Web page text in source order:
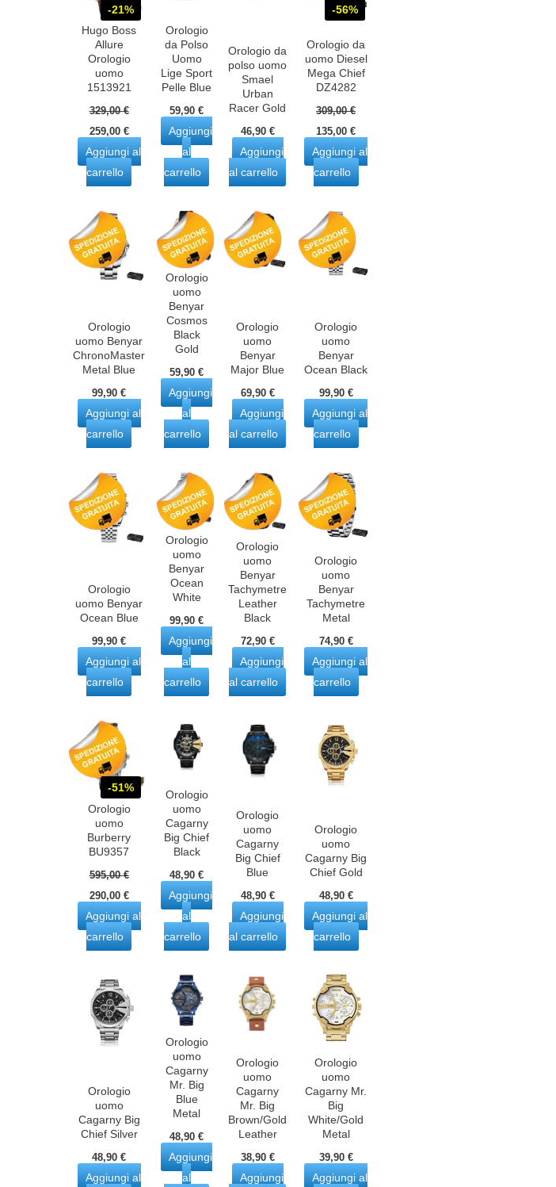
-21%
Hugo Boss
Allure
Orologio
uomo
1513921
329,00€
Il
prezzo
originale
329,00 €.
259,00 €Il
prezzo
attuale
è:
259,00 €.
Aggiungi al
carrello
Orologio
da Polso
Uomo
Lige Sport
Pelle Blue
59,90 €
Aggiungi
al
carrello
Orologio da
polso uomo
Smael
Urban
Racer Gold
46,90 €
Aggiungi
al carrello
-56%
Orologio da
uomo Diesel
Mega Chief
DZ4282
309,00€
Il
prezzo
originale
309,00 €.
135,00 €Il
prezzo
attuale
è:
Aggiungi al
carrello
Orologio
uomo Benyar
ChronoMaster
Metal Blue
99,90 €
Aggiungi al
carrello
Orologio
uomo
Benyar
Cosmos
Black
Gold
59,90 €
Aggiungi
al
carrello
Orologio
uomo
Benyar
Major Blue
69,90 €
Aggiungi
al carrello
Orologio
uomo
Benyar
Ocean Black
99,90 €
Aggiungi al
carrello
Orologio
uomo Benyar
Ocean Blue
99,90 €
Aggiungi al
carrello
Orologio
uomo
Benyar
Ocean
White
99,90 €
Aggiungi
al
carrello
Orologio
uomo
Benyar
Tachymetre
Leather
Black
72,90 €
Aggiungi
al carrello
Orologio
uomo
Benyar
Tachymetre
Metal
74,90 €
Aggiungi al
carrello
-51%
Orologio
uomo
Burberry
BU9357
595,00€
Il
prezzo
originale
595,00 €.
290,00 €Il
prezzo
attuale
è:
290,00 €.
Aggiungi al
carrello
Orologio
uomo
Cagarny
Big Chief
Black
48,90 €
Aggiungi
al
carrello
Orologio
uomo
Cagarny
Big Chief
Blue
48,90 €
Aggiungi
al carrello
Orologio
uomo
Cagarny Big
Chief Gold
48,90 €
Aggiungi al
carrello
Orologio
uomo
Cagarny Big
Chief Silver
48,90 €
Aggiungi al
Orologio
uomo
Cagarny
Mr. Big
Blue
Metal
48,90 €
Aggiungi
al
Orologio
uomo
Cagarny
Mr. Big
Brown/Gold
Leather
38,90 €
Aggiungi
Orologio
uomo
Cagarny Mr.
Big
White/Gold
Metal
39,90 €
Aggiungi al